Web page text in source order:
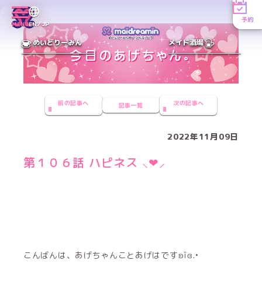
MENUEN／JP
予約
めいどりーみん メイド酒場
前の記事へ 記事一覧 次の記事へ
2022年11月09日
第１０６話 ハピネス ⸜❤︎⸝‍
こんばんは、あげちゃんことあげはですʚïɞ.•